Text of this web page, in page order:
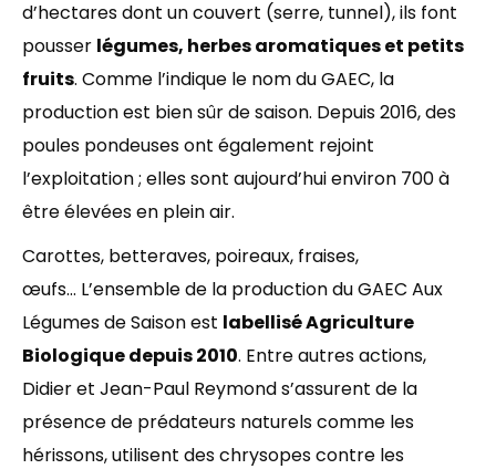
d’hectares dont un couvert (serre, tunnel), ils font
pousser légumes, herbes aromatiques et petits
fruits. Comme l’indique le nom du GAEC, la
production est bien sûr de saison. Depuis 2016, des
poules pondeuses ont également rejoint
l’exploitation ; elles sont aujourd’hui environ 700 à
être élevées en plein air.
Carottes, betteraves, poireaux, fraises,
œufs… L’ensemble de la production du GAEC Aux
Légumes de Saison est labellisé Agriculture
Biologique depuis 2010. Entre autres actions,
Didier et Jean-Paul Reymond s’assurent de la
présence de prédateurs naturels comme les
hérissons, utilisent des chrysopes contre les